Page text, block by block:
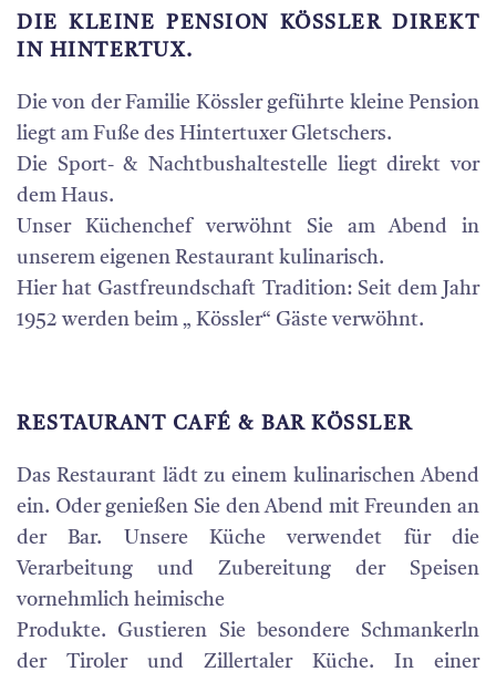
DIE KLEINE PENSION KÖSSLER DIREKT
IN HINTERTUX.
Die von der Familie Kössler geführte kleine Pension
liegt am Fuße des Hintertuxer Gletschers.
Die Sport- & Nachtbushaltestelle liegt direkt vor
dem Haus.
Unser Küchenchef verwöhnt Sie am Abend in
unserem eigenen Restaurant kulinarisch.
Hier hat Gastfreundschaft Tradition: Seit dem Jahr
1952 werden beim „ Kössler“ Gäste verwöhnt.
RESTAURANT CAFÉ & BAR KÖSSLER
Das Restaurant lädt zu einem kulinarischen Abend
ein. Oder genießen Sie den Abend mit Freunden an
der Bar. Unsere Küche verwendet für die
Verarbeitung und Zubereitung der Speisen
vornehmlich heimische
Produkte. Gustieren Sie besondere Schmankerln
der Tiroler und Zillertaler Küche. In einer